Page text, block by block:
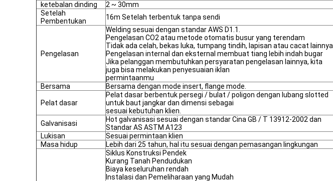
ketebalan dinding
2 ~ 30mm
Setelah
Pembentukan
16m Setelah terbentuk tanpa sendi
Pengelasan
Welding sesuai dengan standar AWS D1.1.
Pengelasan CO2 atau metode otomatis busur yang terendam
Tidak ada celah, bekas luka, tumpang tindih, lapisan atau cacat lainnya
Pengelasan internal dan eksternal membuat tiang lebih indah bugar
Jika pelanggan membutuhkan persyaratan pengelasan lainnya, kita
juga bisa melakukan penyesuaian iklan
permintaanmu
Bersama
Bersama dengan mode insert, flange mode.
Pelat dasar
Pelat dasar berbentuk persegi / bulat / poligon dengan lubang slotted
untuk baut jangkar dan dimensi sebagai
sesuai kebutuhan klien.
Galvanisasi
Hot galvanisasi sesuai dengan standar Cina GB / T 13912-2002 dan
Standar AS ASTM A123
Lukisan
Sesuai permintaan klien
Masa hidup
Lebih dari 25 tahun, hal itu sesuai dengan pemasangan lingkungan
Siklus Konstruksi Pendek
Kurang Tanah Pendudukan
Biaya keseluruhan rendah
Instalasi dan Pemeliharaan yang Mudah